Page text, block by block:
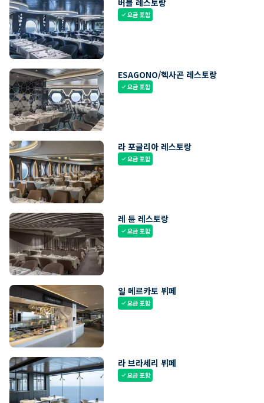
check요금 포함
ESAGONO/헥사곤 레스토랑
check요금 포함
라 포글리아 레스토랑
check요금 포함
레 듄 레스토랑
check요금 포함
일 메르카토 뷔페
check요금 포함
라 브라세리 뷔페
check요금 포함